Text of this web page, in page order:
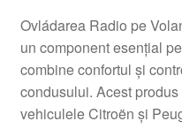
Despre noi
Finalizare comandă
Ovládarea Radio pe
un component esențial
combine confortul și
condusului. Acest
vehiculele Citroën și